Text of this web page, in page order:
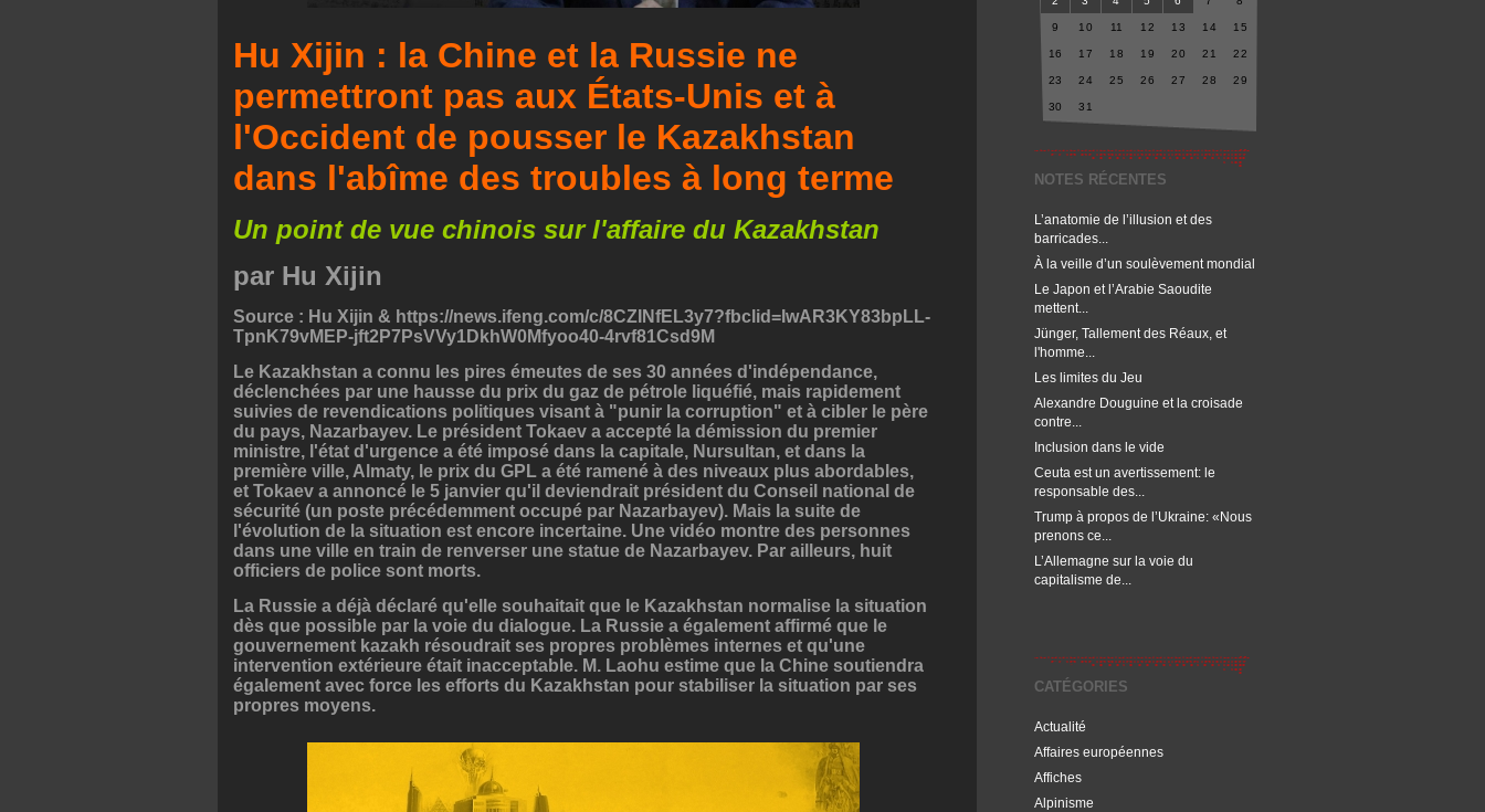
9 10 11 12 13 14 15
16 17 18 19 20 21 22
23 24 25 26 27 28 29
30 31
NOTES RÉCENTES
L’anatomie de l’illusion et des
barricades...
À la veille d’un soulèvement mondial
Le Japon et l’Arabie Saoudite
mettent...
Jünger, Tallement des Réaux, et
l'homme...
Les limites du Jeu
Alexandre Douguine et la croisade
contre...
Inclusion dans le vide
Ceuta est un avertissement: le
responsable des...
Trump à propos de l’Ukraine: «Nous
prenons ce...
L’Allemagne sur la voie du
capitalisme de...
CATÉGORIES
Actualité
Affaires européennes
Affiches
Alpinisme
Hu Xijin : la Chine et la Russie ne
permettront pas aux États-Unis et à
l'Occident de pousser le Kazakhstan
dans l'abîme des troubles à long terme
Un point de vue chinois sur l'affaire du Kazakhstan
par Hu Xijin
Source : Hu Xijin & https://news.ifeng.com/c/8CZINfEL3y7?fbclid=IwAR3KY83bpLL-
TpnK79vMEP-jft2P7PsVVy1DkhW0Mfyoo40-4rvf81Csd9M
Le Kazakhstan a connu les pires émeutes de ses 30 années d'indépendance,
déclenchées par une hausse du prix du gaz de pétrole liquéfié, mais rapidement
suivies de revendications politiques visant à "punir la corruption" et à cibler le père
du pays, Nazarbayev. Le président Tokaev a accepté la démission du premier
ministre, l'état d'urgence a été imposé dans la capitale, Nursultan, et dans la
première ville, Almaty, le prix du GPL a été ramené à des niveaux plus abordables,
et Tokaev a annoncé le 5 janvier qu'il deviendrait président du Conseil national de
sécurité (un poste précédemment occupé par Nazarbayev). Mais la suite de
l'évolution de la situation est encore incertaine. Une vidéo montre des personnes
dans une ville en train de renverser une statue de Nazarbayev. Par ailleurs, huit
officiers de police sont morts.
La Russie a déjà déclaré qu'elle souhaitait que le Kazakhstan normalise la situation
dès que possible par la voie du dialogue. La Russie a également affirmé que le
gouvernement kazakh résoudrait ses propres problèmes internes et qu'une
intervention extérieure était inacceptable. M. Laohu estime que la Chine soutiendra
également avec force les efforts du Kazakhstan pour stabiliser la situation par ses
propres moyens.